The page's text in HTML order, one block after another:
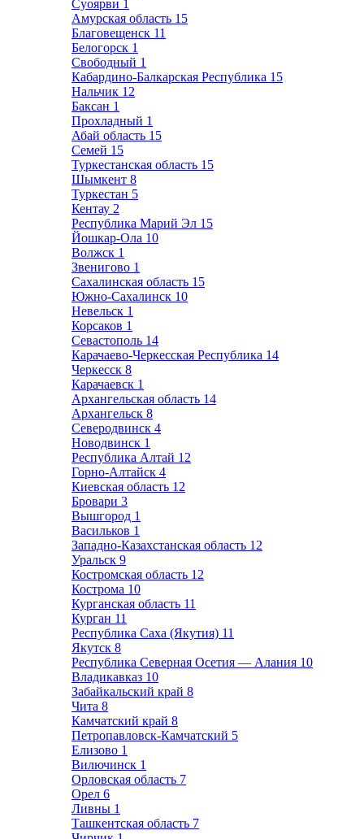
Суоярви 1
Амурская область 15
Благовещенск 11
Белогорск 1
Свободный 1
Кабардино-Балкарская Республика 15
Нальчик 12
Баксан 1
Прохладный 1
Абай область 15
Семей 15
Туркестанская область 15
Шымкент 8
Туркестан 5
Кентау 2
Республика Марий Эл 15
Йошкар-Ола 10
Волжск 1
Звенигово 1
Сахалинская область 15
Южно-Сахалинск 10
Невельск 1
Корсаков 1
Севастополь 14
Карачаево-Черкесская Республика 14
Черкесск 8
Карачаевск 1
Архангельская область 14
Архангельск 8
Северодвинск 4
Новодвинск 1
Республика Алтай 12
Горно-Алтайск 4
Киевская область 12
Бровари 3
Вышгород 1
Васильков 1
Западно-Казахстанская область 12
Уральск 9
Костромская область 12
Кострома 10
Курганская область 11
Курган 11
Республика Саха (Якутия) 11
Якутск 8
Республика Северная Осетия — Алания 10
Владикавказ 10
Забайкальский край 8
Чита 8
Камчатский край 8
Петропавловск-Камчатский 5
Елизово 1
Вилючинск 1
Орловская область 7
Орел 6
Ливны 1
Ташкентская область 7